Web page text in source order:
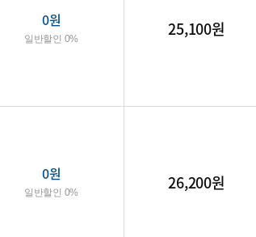
0원
일반할인 0% 25,100원
0원
일반할인 0% 26,200원